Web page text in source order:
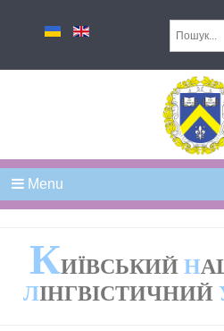
Menu
КИЇВСЬКИЙ Н
ЛІНГВІСТИЧНИЙ